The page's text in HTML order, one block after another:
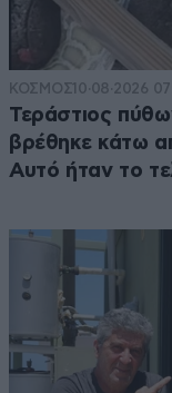
ΚΟΣΜΟΣ10·08·2026
Τεράστιος
βρέθηκε κάτω
Αυτό ήταν το